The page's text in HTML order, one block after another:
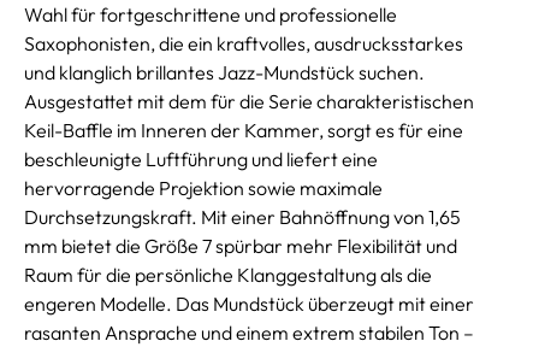
Wahl für fortgeschrittene und professionelle
Saxophonisten, die ein kraftvolles, ausdrucksstarkes
und klanglich brillantes Jazz-Mundstück suchen.
Ausgestattet mit dem für die Serie charakteristischen
Keil-Baffle im Inneren der Kammer, sorgt es für eine
beschleunigte Luftführung und liefert eine
hervorragende Projektion sowie maximale
Durchsetzungskraft. Mit einer Bahnöffnung von 1,65
mm bietet die Größe 7 spürbar mehr Flexibilität und
Raum für die persönliche Klanggestaltung als die
engeren Modelle. Das Mundstück überzeugt mit einer
rasanten Ansprache und einem extrem stabilen Ton –